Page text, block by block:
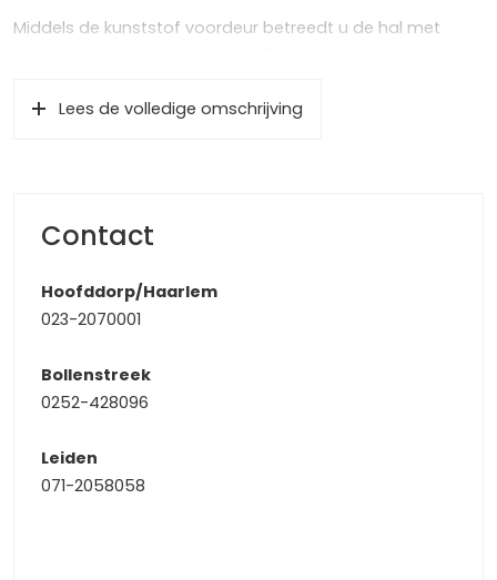
Middels de kunststof voordeur betreedt u de hal met
vormige woonkamer(45m2) met open keuken heeft veel
gekozen voor een tegelvloer. De complete keuken heeft
een zowel een vaste kastenwand als een kookeiland met
spoel en koken! De matgrijze keuken heeft een ligt
natuursteen aanrechtblad en is voorzien van een koelkast,
Vanuit de woonkamer heeft u toegang tot een
Lees de volledige omschrijving
Contact
Hoofddorp/Haarlem
023-2070001
Bollenstreek
0252-428096
Leiden
071-2058058